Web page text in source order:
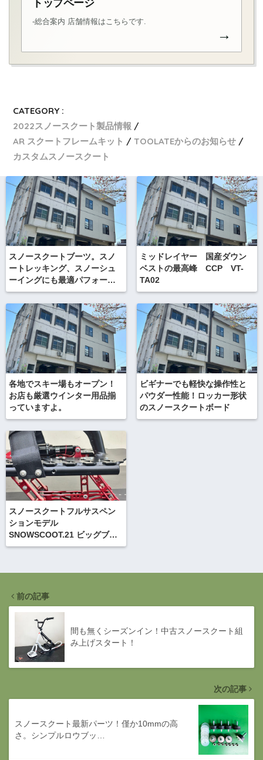
トップページ
-総合案内 店舗情報はこちらです.
→
CATEGORY :
2022スノースクート製品情報
AR スクートフレームキット
TOOLATEからのお知らせ
カスタムスノースクート
スノースクートブーツ。スノ
ートレッキング、スノーシュ
ーイングにも最適パフォーマ
ンス、ノーボード、雪板に
も。。SALOMON サロモン
TOUNDRA MID WP ツンド
ラミッドWP ナイトロGTX
ゴアテックス
ミッドレイヤー 国産ダウン
ベストの最高峰 CCP VT-
TA02
各地でスキー場もオープン！
お店も厳選ウインター用品揃
っていますよ。
ビギナーでも軽快な操作性と
パウダー性能！ロッカー形状
のスノースクートボード
スノースクートフルサスペン
ションモデル
SNOWSCOOT.21 ビッグブラ
ザー受注会は8月開催です
前の記事
間も無くシーズンイン！中古スノースクート組
み上げスタート！
次の記事
スノースクート最新パーツ！僅か10mmの高
さ。シンプルロウブッ…